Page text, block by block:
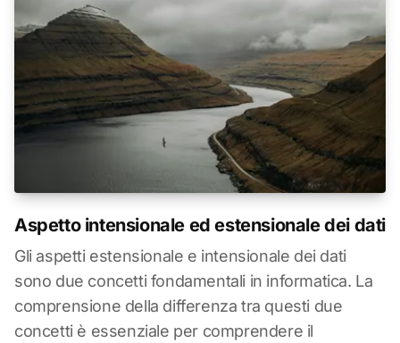
Aspetto intensionale ed estensionale dei dati
Gli aspetti estensionale e intensionale dei dati
sono due concetti fondamentali in informatica. La
comprensione della differenza tra questi due
concetti è essenziale per comprendere il